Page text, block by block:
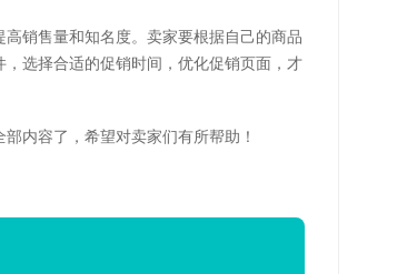
销售量和知名度。卖家要根据自己的商品
选择合适的促销时间，优化促销页面，才
内容了，希望对卖家们有所帮助！